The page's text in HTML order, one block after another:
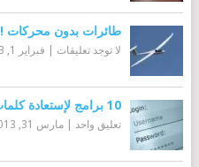
طائرات بدون محركات !
لا توجد تعليقات فبراير 1, 2013
10 برامج لإستعادة كلمات المرور المنسية
تعليق واحد| مارس 31, 2013